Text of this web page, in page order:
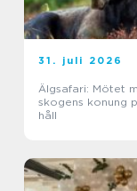
31. juli 2026
Älgsafari: Mötet
skogens konung
håll